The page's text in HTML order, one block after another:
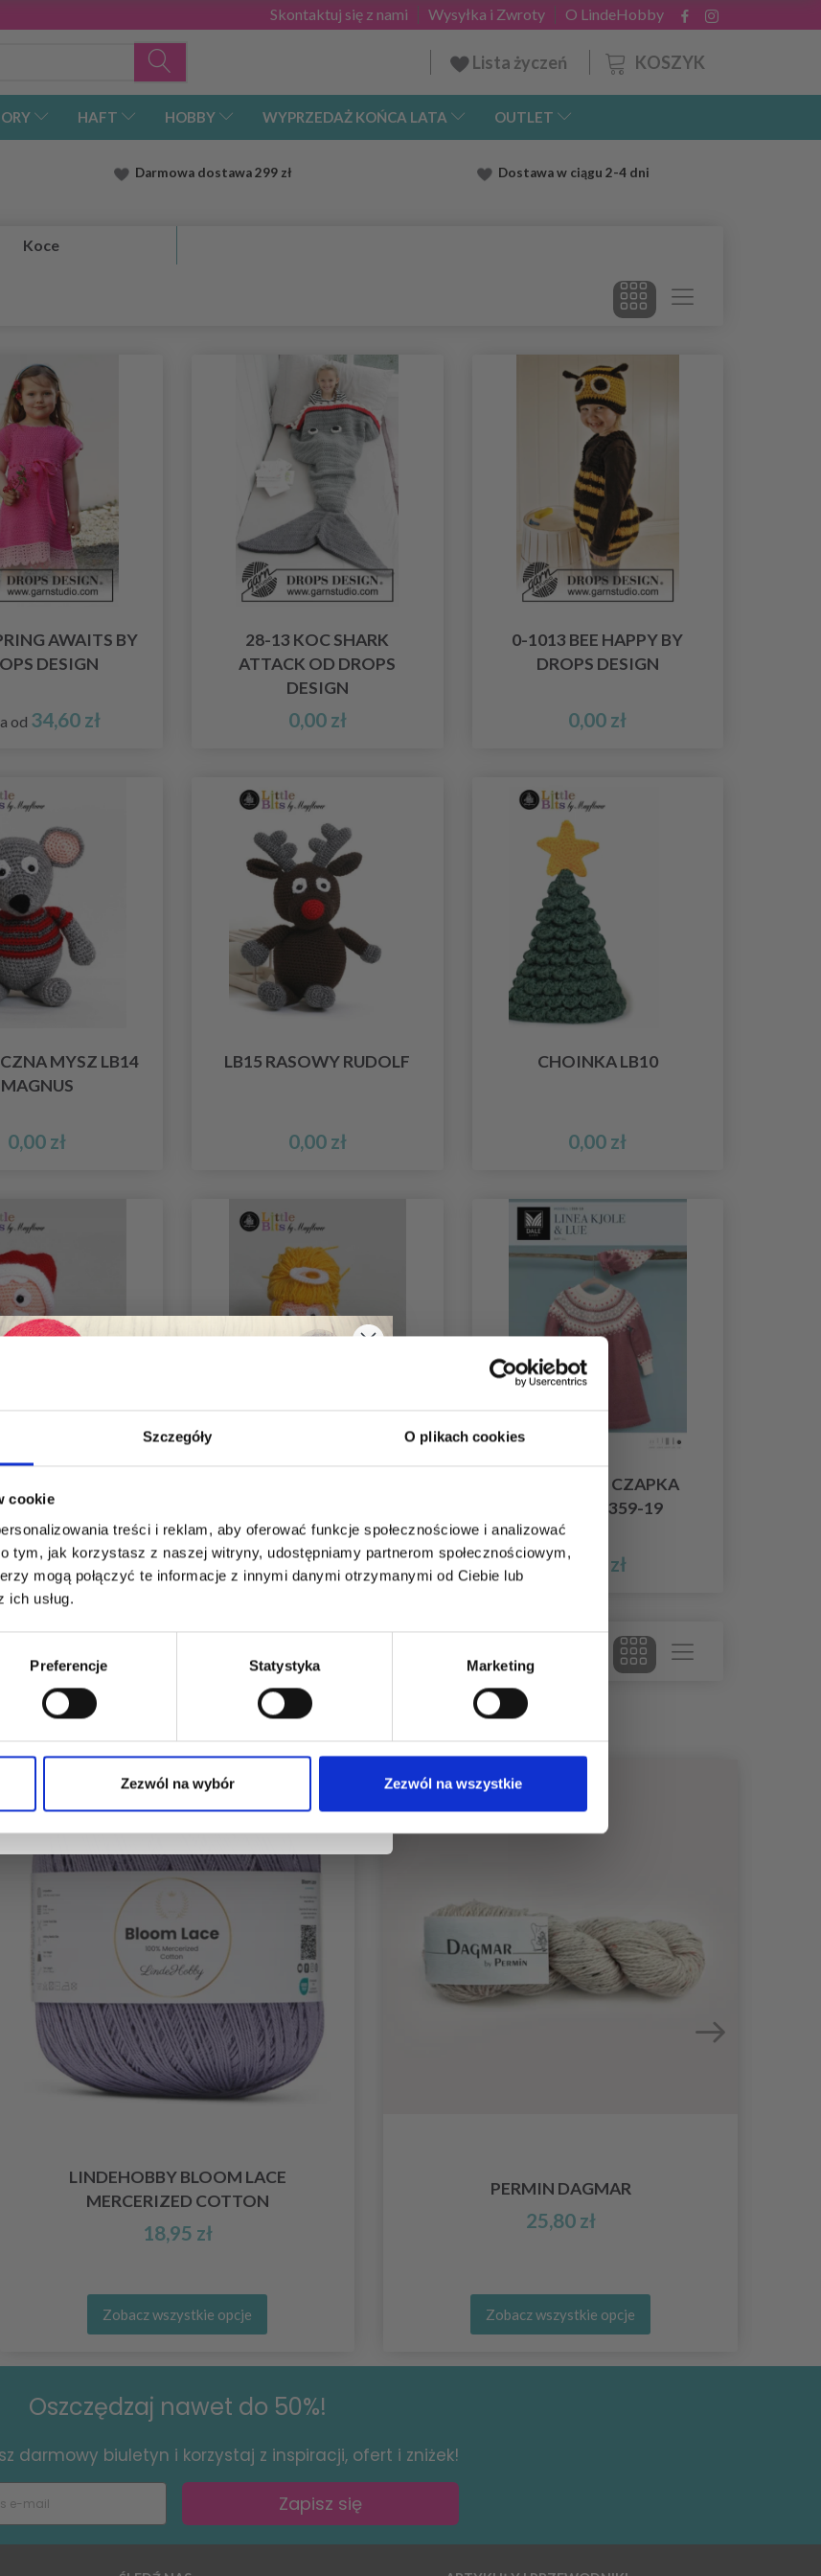
Szczegóły O plikach cookies
cookie
treści i reklam, aby oferować funkcje społecznościowe i analizować
tym, jak korzystasz z naszej witryny, udostępniamy partnerom społecznościowym,
mogą połączyć te informacje z innymi danymi otrzymanymi od Ciebie lub
ich usług.
Preferencje Statystyka Marketing
Zezwól na wybór Zezwól na wszystkie
O LindeHobby
Wysyłka i Zwroty
Skontaktuj się z nami
KOSZYK
Lista życzeń
HAFT HOBBY WYPRZEDAŻ KOŃCA LATA OUTLET
Darmowa dostawa299 zł Dostawaw ciągu 2-4 dni
Koce
AWAITS BY
DESIGN
od 34,60 zł
28-13 KOC SHARK
ATTACK OD DROPS
DESIGN
0,00 zł
0-1013 BEE HAPPY BY
DROPS DESIGN
0,00 zł
MYSZ LB14
MAGNUS
0,00 zł
LB15 RASOWY RUDOLF
0,00 zł
CHOINKA LB10
0,00 zł
0,00 zł 0,00 zł
SUKIENKA I CZAPKA
LINEA DG359-19
0,00 zł
LINDEHOBBY BLOOM LACE
MERCERIZED COTTON
18,95 zł
Zobacz wszystkie opcje
PERMIN DAGMAR
25,80 zł
Zobacz wszystkie opcje
Oszczędzaj nawet do 50%!
darmowy biuletyn i korzystaj z inspiracji, ofert i zniżek!
Zapisz się
nawet do 50%
Stań się częścią naszej społeczności
miłośników włóczek i uzyskaj wyłączny
do inspirujących wzorów na druty i
Tak, zapisz mnie!
Nie, dziękuję